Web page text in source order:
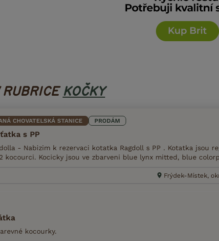
KOČKY
CHOVATELSKÁ STANICE PRODÁM
s PP
- Nabizim k rezervaci kotatka Ragdoll s PP . Kotatka jsou
kocourci. Kocicky jsou ve zbarveni blue lynx mitted, blue
Frýdek-Místek,
kocourky.